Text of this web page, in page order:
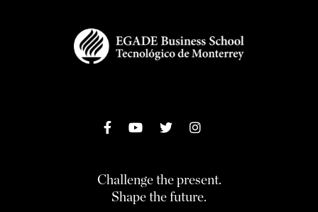
Challenge the present.
Shape the future.